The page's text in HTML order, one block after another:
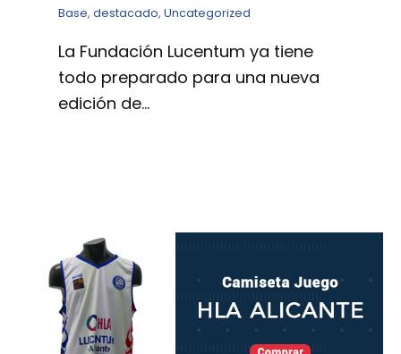
Base, destacado, Uncategorized
La Fundación Lucentum ya tiene
todo preparado para una nueva
edición de…